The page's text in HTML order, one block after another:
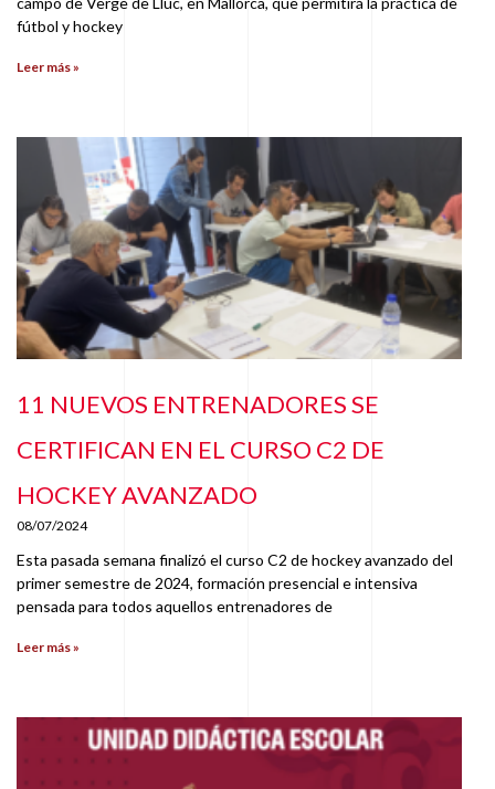
fútbol y hockey
Leer más »
11 NUEVOS ENTRENADORES SE
CERTIFICAN EN EL CURSO C2 DE
HOCKEY AVANZADO
08/07/2024
Esta pasada semana finalizó el curso C2 de hockey avanzado del
primer semestre de 2024, formación presencial e intensiva
pensada para todos aquellos entrenadores de
Leer más »